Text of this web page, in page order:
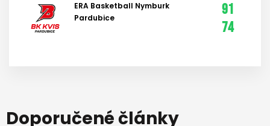
ERA Basketball Nymburk
Pardubice
91
74
Doporučené články